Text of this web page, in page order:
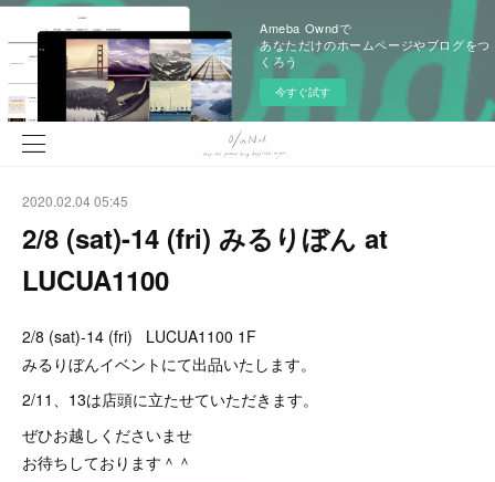
Ameba Owndで
あなただけのホームページやブログをつ
くろう
今すぐ試す
2020.02.04 05:45
2/8 (sat)-14 (fri) みるりぼん at
LUCUA1100
2/8 (sat)-14 (fri) LUCUA1100 1F
みるりぼんイベントにて出品いたします。
2/11、13は店頭に立たせていただきます。
ぜひお越しくださいませ
お待ちしております＾＾